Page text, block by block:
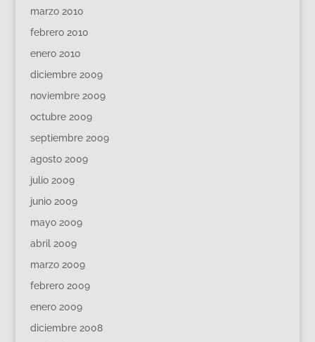
marzo 2010
febrero 2010
enero 2010
diciembre 2009
noviembre 2009
octubre 2009
septiembre 2009
agosto 2009
julio 2009
junio 2009
mayo 2009
abril 2009
marzo 2009
febrero 2009
enero 2009
diciembre 2008